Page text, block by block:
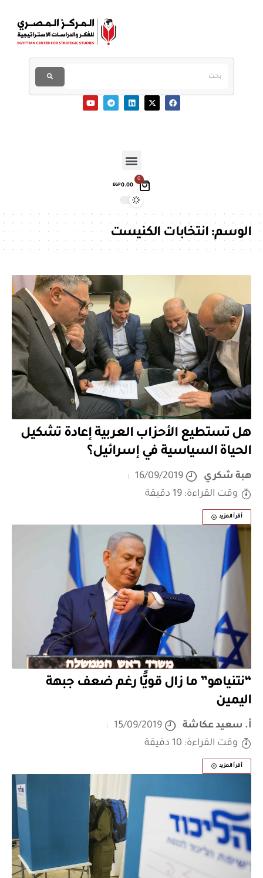
0
EGP0.00
الوسم:انتخابات الكنيست
هل تستطيع الأحزاب العربية إعادة تشكيل
الحياة السياسية في إسرائيل؟
هبة شكري
16/09/2019
وقت القراءة: 19 دقيقة
أقرأ المزيد
“نتنياهو” ما زال قويًّا رغم ضعف جبهة
اليمين
أ. سعيد عكاشة
15/09/2019
وقت القراءة: 10 دقيقة
أقرأ المزيد